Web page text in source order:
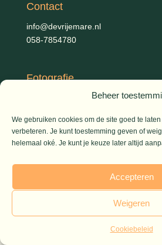
Beheer
We gebruiken cookies om de site goed te
verbeteren. Je kunt toestemming geven of
helemaal oké. Je kunt je keuze later altijd
Accepteren
Weigeren
Cookiebeleid
Contact
info@devrijemare.nl
058-7854780
Fotografie
Gerold Febis, Johanna Koelman,
© 2026 De Vrije Mare